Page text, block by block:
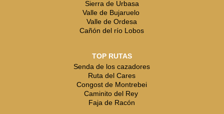
Sierra de Urbasa
Valle de Bujaruelo
Valle de Ordesa
Cañón del río Lobos
TOP RUTAS
Senda de los cazadores
Ruta del Cares
Congost de Montrebei
Caminito del Rey
Faja de Racón